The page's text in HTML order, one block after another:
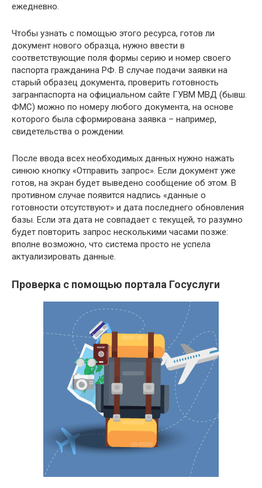
ежедневно.
Чтобы узнать с помощью этого ресурса, готов ли
документ нового образца, нужно ввести в
соответствующие поля формы серию и номер своего
паспорта гражданина РФ. В случае подачи заявки на
старый образец документа, проверить готовность
загранпаспорта на официальном сайте ГУВМ МВД (бывш.
ФМС) можно по номеру любого документа, на основе
которого была сформирована заявка – например,
свидетельства о рождении.
После ввода всех необходимых данных нужно нажать
синюю кнопку «Отправить запрос». Если документ уже
готов, на экран будет выведено сообщение об этом. В
противном случае появится надпись «данные о
готовности отсутствуют» и дата последнего обновления
базы. Если эта дата не совпадает с текущей, то разумно
будет повторить запрос несколькими часами позже:
вполне возможно, что система просто не успела
актуализировать данные.
Проверка с помощью портала Госуслуги